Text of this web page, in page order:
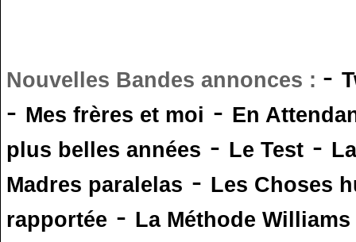
Nouvelles Bandes annonces : -
- Mes frères et moi - En
plus belles années - Le Test -
Madres paralelas - Les Choses
rapportée - La Méthode Williams